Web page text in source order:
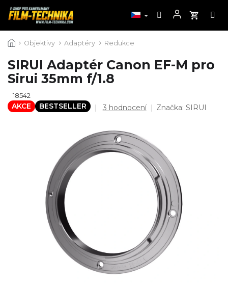
na
Objektivy Adaptéry Redukce
SIRUI Adaptér Canon EF-M pro
Sirui 35mm f/1.8
18542
AKCE BESTSELLER
Průměrné
je
5,0
z
3 hodnocení Značka:SIRUI